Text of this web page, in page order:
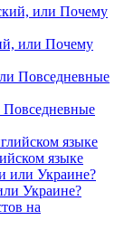
или Почему
языке
Украине?